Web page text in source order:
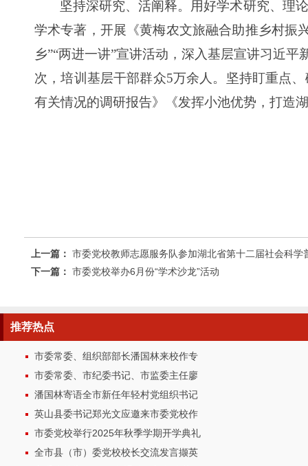
坚持深研究、活阐释。用好学术研究、理
学术专著，开展《黄梅农文旅融合助推乡村振
乡”“两进一讲”宣讲活动，深入基层宣讲习近
次，培训基层干部群众5万余人。坚持盯重点
有关情况的调研报告》《发挥小池优势，打造
上一篇： 市委党校教师志愿服务队参加湖北省第十二届社会科学
下一篇： 市委党校举办6月份“学术沙龙”活动
推荐热点
市委常委、组织部部长潘国林来校作专
市委常委、市纪委书记、市监委主任廖
潘国林寄语全市新任年轻村党组织书记
英山县委书记郑光文应邀来市委党校作
市委党校举行2025年秋季学期开学典礼
全市县（市）委党校校长交流发言撷英